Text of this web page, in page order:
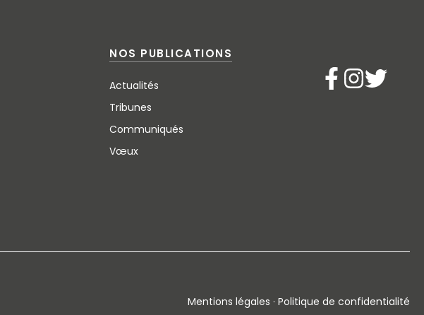
NOS PUBLICATIONS
Actualités
Tribunes
Communiqués
Vœux
Mentions légales · Politique de confidentialité